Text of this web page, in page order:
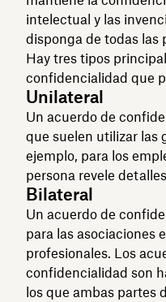
intelectual y las
disponga de todas las
Hay tres tipos
confidencialidad que
Unilateral
Un acuerdo de
que suelen utilizar las
ejemplo, para los
persona revele
Bilateral
Un acuerdo de
para las asociaciones
profesionales. Los
confidencialidad son
los que ambas partes